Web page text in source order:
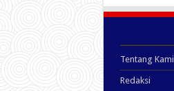
Tentang Kami
Redaksi